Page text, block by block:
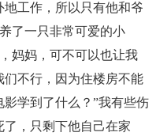
工作，所以只有他和爷
了一只非常可爱的小
妈妈，可不可以也让我
们不行，因为住楼房不能
学到了什么？”我有些伤
，只剩下他自己在家